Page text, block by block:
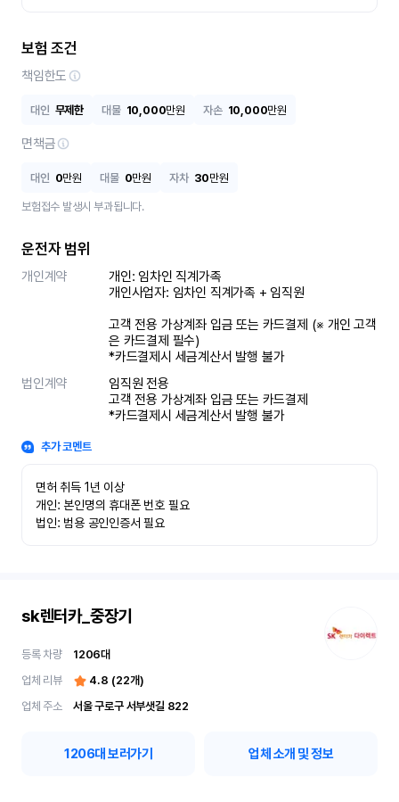
보험 조건
책임한도
대인 무제한 대물 10,000만원 자손 10,000만원
면책금
대인 0만원 대물 0만원 자차 30만원
보험접수 발생시 부과됩니다.
운전자 범위
개인계약
개인: 임차인 직계가족
개인사업자: 임차인 직계가족 + 임직원
고객 전용 가상계좌 입금 또는 카드결제 (※ 개인 고객
은 카드결제 필수)
*카드결제시 세금계산서 발행 불가
법인계약
임직원 전용
고객 전용 가상계좌 입금 또는 카드결제
*카드결제시 세금계산서 발행 불가
추가 코멘트
면허 취득 1년 이상
개인: 본인명의 휴대폰 번호 필요
법인: 범용 공인인증서 필요
sk렌터카_중장기
등록 차량 1206대
업체 리뷰
4.8 (22개)
업체 주소
서울 구로구 서부샛길 822
1206대 보러가기 업체 소개 및 정보